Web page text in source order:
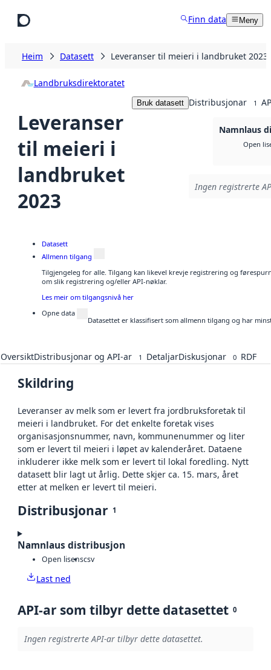
Finn data Meny
Heim Datasett Leveranser til meieri i landbruket 2023
Landbruksdirektoratet
Leveranser
til meieri i
landbruket
2023
Bruk datasett Distribusjonar 1
Namnlaus
Open
Ingen registrerte
Datasett
Allmenn tilgang
Tilgjengeleg for alle. Tilgang kan likevel krevje registrering og
om slik registrering og/eller API-nøklar.
Les meir om tilgangsnivå her
Opne data
Datasettet er klassifisert som allmenn tilgang og har
OversiktDistribusjonar og API-ar 1 DetaljarDiskusjonar 0 RDF
Skildring
Leveranser av melk som er levert fra jordbruksforetak til
meieri i landbruket. For det enkelte foretak vises
organisasjonsnummer, navn, kommunenummer og liter
som er levert til meieri i løpet av kalenderåret. Dataene
inkluderer ikke melk som er levert til lokal foredling. Nytt
datasett blir lagt ut årlig. Dette skjer ca. 15. mars, året
etter at melken er levert til meieri.
Distribusjonar 1
Namnlaus distribusjon
Open lisenscsv
Last ned
API-ar som tilbyr dette datasettet 0
Ingen registrerte API-ar tilbyr dette datasettet.